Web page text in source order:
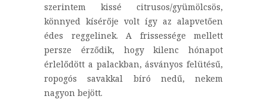
szerintem kissé citrusos/gyümölcsös,
könnyed kísérője volt így az alapvetően
édes reggelinek. A frissessége mellett
persze érződik, hogy kilenc hónapot
érlelődött a palackban, ásványos felütésű,
ropogós savakkal bíró nedű, nekem
nagyon bejött.